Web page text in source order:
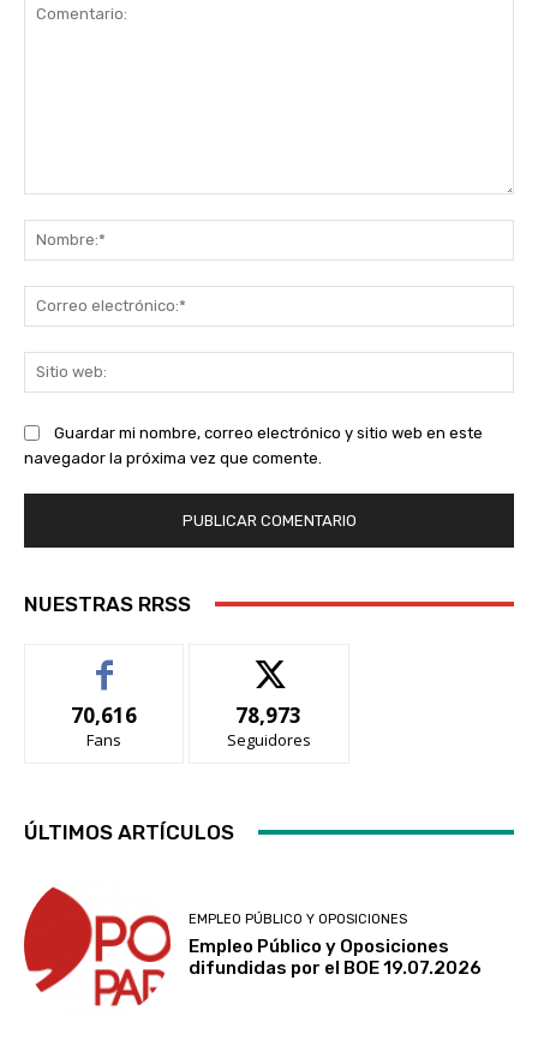
Guardar mi nombre, correo electrónico y sitio web en este
navegador la próxima vez que comente.
NUESTRAS RRSS
70,616
Fans
78,973
Seguidores
ÚLTIMOS ARTÍCULOS
EMPLEO PÚBLICO Y OPOSICIONES
Empleo Público y Oposiciones
difundidas por el BOE 19.07.2026